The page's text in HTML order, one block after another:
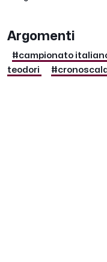
Argomenti
#campionato
teodori